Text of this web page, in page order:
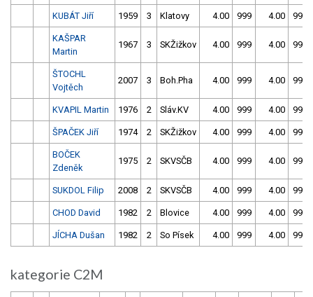
KUBÁT Jiří 1959 3 Klatovy 4.00 999 4.00 999
KAŠPAR
Martin
1967 3 SKŽižkov 4.00 999 4.00 999
ŠTOCHL
Vojtěch
2007 3 Boh.Pha 4.00 999 4.00 999
KVAPIL Martin 1976 2 Sláv.KV 4.00 999 4.00 999
ŠPAČEK Jiří 1974 2 SKŽižkov 4.00 999 4.00 999
BOČEK
Zdeněk
1975 2 SKVSČB 4.00 999 4.00 999
SUKDOL Filip 2008 2 SKVSČB 4.00 999 4.00 999
CHOD David 1982 2 Blovice 4.00 999 4.00 999
JÍCHA Dušan 1982 2 So Písek 4.00 999 4.00 999
kategorie C2M